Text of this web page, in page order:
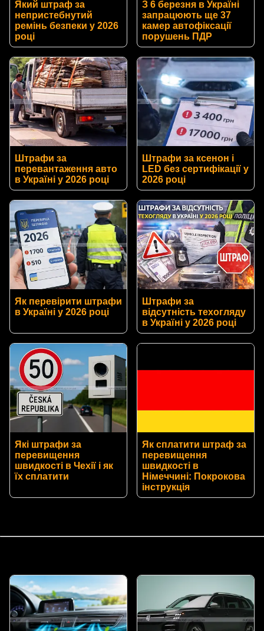
Який штраф за
непристебнутий
ремінь безпеки у 2026
році
З 6 березня в Україні
запрацюють ще 37
камер автофіксації
порушень ПДР
Штрафи за
перевантаження авто
в Україні у 2026 році
Штрафи за ксенон і
LED без сертифікації у
2026 році
Як перевірити штрафи
в Україні у 2026 році
Штрафи за
відсутність техогляду
в Україні у 2026 році
Які штрафи за
перевищення
швидкості в Чехії і як
їх сплатити
Як сплатити штраф за
перевищення
швидкості в
Німеччині: Покрокова
інструкція